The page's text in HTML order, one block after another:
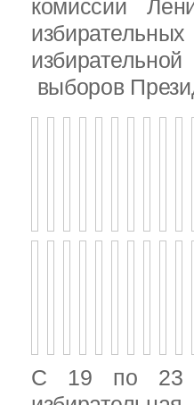
комиссии
выборов
С 19 по 23